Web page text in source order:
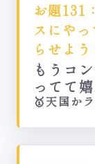
お題131
スにや
らせよ
もうコ
ってて
🥇天国か